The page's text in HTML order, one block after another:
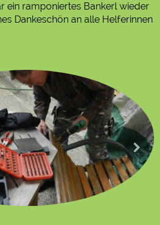
ein ramponiertes Bankerl wieder
Dankeschön an alle Helferinnen